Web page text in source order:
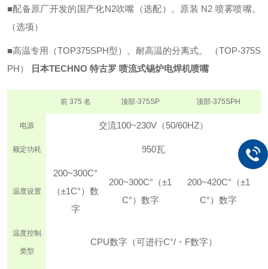
■配备原厂开发的国产化N2吹嘴（选配）。 原装 N2 喷雾喷嘴。
（选项）
■高温专用（TOP375SPH型）。 耐高温的分离式。 （TOP-375S
PH）
日本TECHNO 特古罗 喷流式锡炉电焊机喷嘴
前 375 名 顶部-375SP 顶部-375SPH
电源 交流100~230V（50/60HZ）
额定功耗 950瓦
温度设置
200~300C°
（±1C°） 数
字
200~300C°（±1
C°） 数字
200~420C°（±1
C°） 数字
温度控制
类型
CPU数字（可进行C°/・F数字）